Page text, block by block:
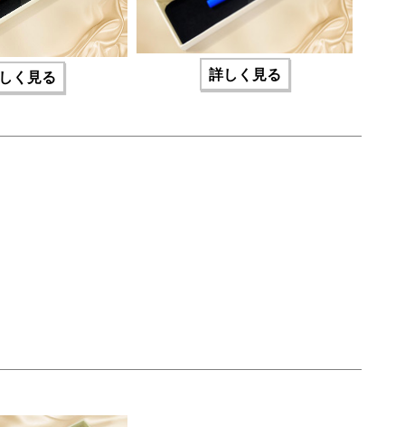
く見る 詳しく見る